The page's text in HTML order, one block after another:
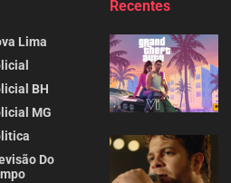
Lima
BH
MG
Do
Recentes